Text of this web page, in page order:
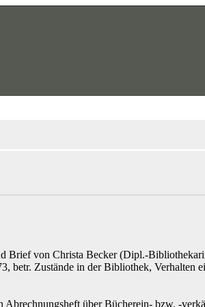
Brief von Christa Becker (Dipl.-
Zustände in der Bibliothek, Verhalten
Abrechnungsheft über Bücherein- bzw. -